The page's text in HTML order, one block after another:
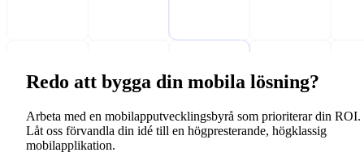
Redo att bygga din mobila lösning?
Arbeta med en mobilapputvecklingsbyrå som prioriterar din ROI.
Låt oss förvandla din idé till en högpresterande, högklassig
mobilapplikation.